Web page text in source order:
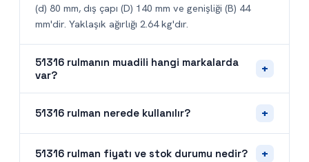
(d) 80 mm, dış çapı (D) 140 mm ve genişliği (B) 44
mm'dir. Yaklaşık ağırlığı 2.64 kg'dır.
51316 rulmanın muadili hangi markalarda
var?
+
51316 rulman nerede kullanılır? +
51316 rulman fiyatı ve stok durumu nedir? +